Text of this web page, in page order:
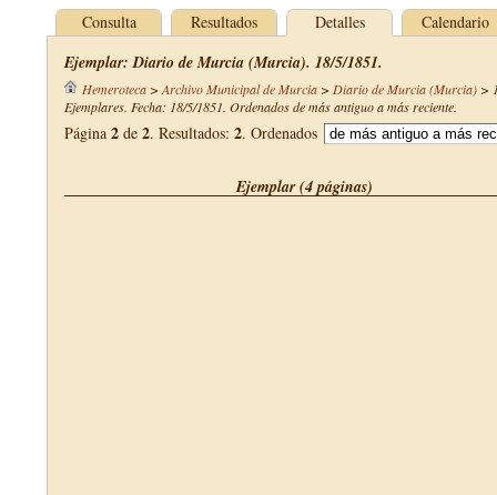
Consulta Resultados Detalles Calendario
Ejemplar: Diario de Murcia (Murcia). 18/5/1851.
Hemeroteca> Archivo Municipal de Murcia> Diario de Murcia (Murcia)>
Ejemplares. Fecha: 18/5/1851. Ordenados de más antiguo a más reciente.
Página 2 de 2. Resultados: 2. Ordenados
Ejemplar (4 páginas)